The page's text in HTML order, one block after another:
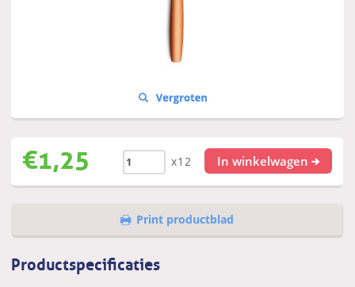
€1,25 x12 In winkelwagen
Print productblad
Productspecificaties